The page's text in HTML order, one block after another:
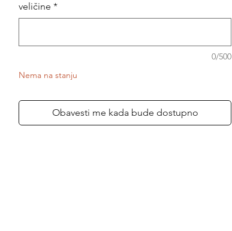
veličine *
0/500
Nema na stanju
Obavesti me kada bude dostupno